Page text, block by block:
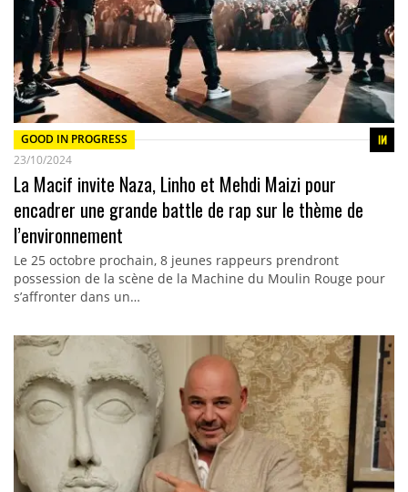
GOOD IN PROGRESS
23/10/2024
La Macif invite Naza, Linho et Mehdi Maizi pour
encadrer une grande battle de rap sur le thème de
l’environnement
Le 25 octobre prochain, 8 jeunes rappeurs prendront
possession de la scène de la Machine du Moulin Rouge pour
s’affronter dans un…